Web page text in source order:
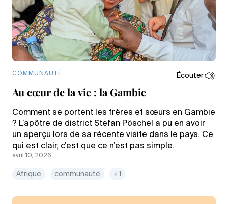
COMMUNAUTÉ Écouter
Au cœur de la vie : la Gambie
Comment se portent les frères et sœurs en Gambie
? L’apôtre de district Stefan Pöschel a pu en avoir
un aperçu lors de sa récente visite dans le pays. Ce
qui est clair, c’est que ce n’est pas simple.
avril 10, 2026
Afrique communauté +1